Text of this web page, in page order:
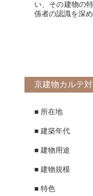
い、その建物の
係者の認識を深
京建物カルテ
■ 所在地
■ 建築年代
■ 建物用途
■ 建物規模
■ 特色